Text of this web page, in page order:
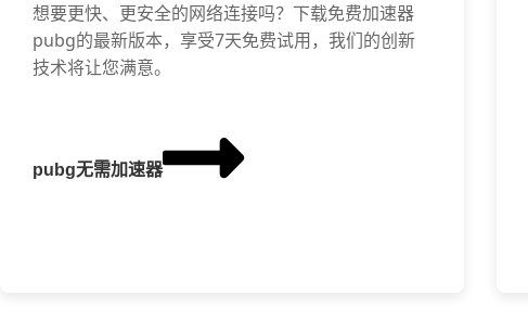
想要更快、更安全的网络连接吗？下载免费加速器
pubg的最新版本，享受7天免费试用，我们的创新
技术将让您满意。
pubg无需加速器